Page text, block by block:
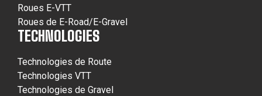
Roues E-VTT
Roues de E-Road/E-Gravel
TECHNOLOGIES
Technologies de Route
Technologies VTT
Technologies de Gravel